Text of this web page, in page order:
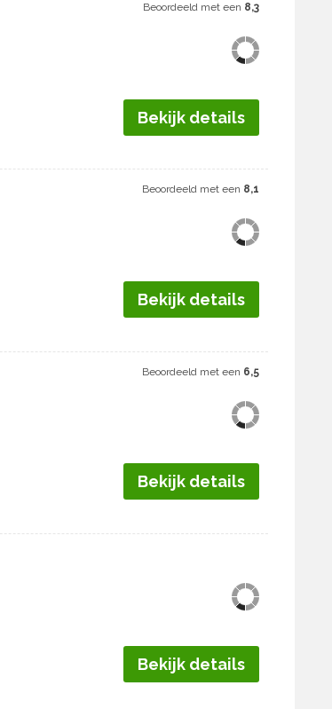
Beoordeeld met een 8,3
Bekijk details
Beoordeeld met een 8,1
Bekijk details
Beoordeeld met een 6,5
Bekijk details
Bekijk details